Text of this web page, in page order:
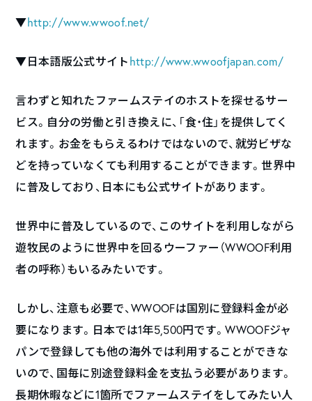
▼http://www.wwoof.net/
▼日本語版公式サイトhttp://www.wwoofjapan.com/
言わずと知れたファームステイのホストを探せるサー
ビス。自分の労働と引き換えに、「食・住」を提供してく
れます。お金をもらえるわけではないので、就労ビザな
どを持っていなくても利用することができます。世界中
に普及しており、日本にも公式サイトがあります。
世界中に普及しているので、このサイトを利用しながら
遊牧民のように世界中を回るウーファー（WWOOF利用
者の呼称）もいるみたいです。
しかし、注意も必要で、WWOOFは国別に登録料金が必
要になります。日本では1年5,500円です。WWOOFジャ
パンで登録しても他の海外では利用することができな
いので、国毎に別途登録料金を支払う必要があります。
長期休暇などに1箇所でファームステイをしてみたい人